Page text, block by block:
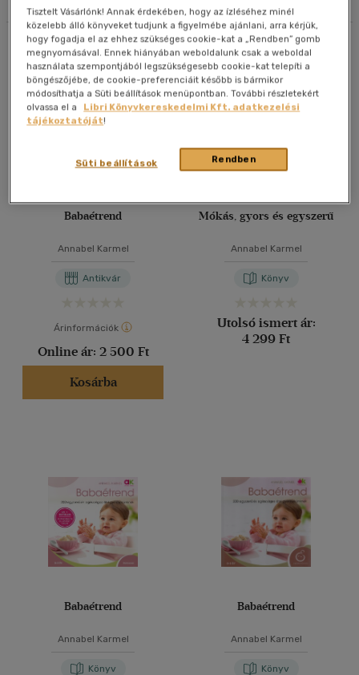
40 db / oldal
Alkalmaz
Összesen5db
Babaétrend
Annabel Karmel
Antikvár
Árinformációk
Online ár: 2 500 Ft
Kosárba
Mókás, gyors és egyszerű
Annabel Karmel
Könyv
Utolsó ismert ár:
4 299 Ft
Babaétrend
Annabel Karmel
Könyv
Babaétrend
Annabel Karmel
Könyv
Tisztelt Vásárlónk! Annak érdekében, hogy az ízléséhez minél
közelebb álló könyveket tudjunk a figyelmébe ajánlani, arra kérjük,
hogy fogadja el az ehhez szükséges cookie-kat a „Rendben” gomb
megnyomásával. Ennek hiányában weboldalunk csak a weboldal
használata szempontjából legszükségesebb cookie-kat telepíti a
böngészőjébe, de cookie-preferenciáit később is bármikor
módosíthatja a Süti beállítások menüpontban. További részletekért
olvassa el a
Libri Könyvkereskedelmi Kft. adatkezelési
tájékoztatóját!
Rendben
Süti beállítások